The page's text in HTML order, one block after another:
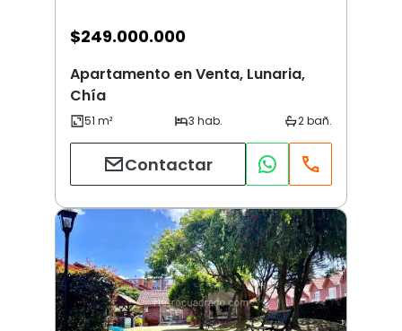
$249.000.000
Apartamento en Venta, Lunaria,
Chía
Contactar